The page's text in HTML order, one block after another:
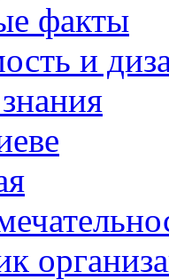
факты
и